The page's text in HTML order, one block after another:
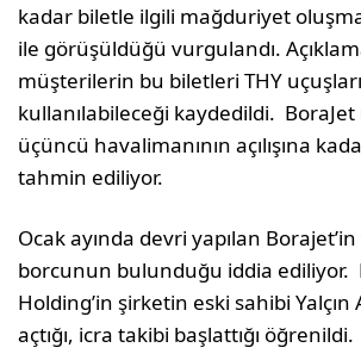
kadar biletle ilgili mağduriyet
ile görüşüldüğü vurgulandı.
müşterilerin bu biletleri THY
kullanılabileceği kaydedildi. BoraJet
üçüncü havalimanının açılışına
tahmin ediliyor.
Ocak ayında devri yapılan
borcunun bulunduğu iddia ediliyor.
Holding’in şirketin eski sahibi Yalçın
açtığı, icra takibi başlattığı öğrenildi.